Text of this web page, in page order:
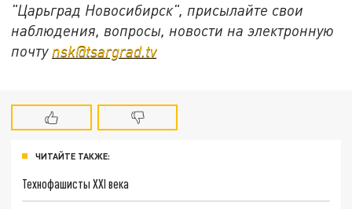
"Царьград Новосибирск", присылайте свои
наблюдения, вопросы, новости на электронную
почту nsk@tsargrad.tv
ЧИТАЙТЕ ТАКЖЕ:
Технофашисты XXI века